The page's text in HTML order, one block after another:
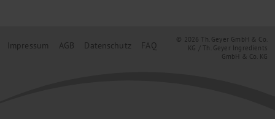
Impressum AGB Datenschutz FAQ
© 2026 Th. Geyer GmbH & Co.
KG / Th. Geyer Ingredients
GmbH & Co. KG